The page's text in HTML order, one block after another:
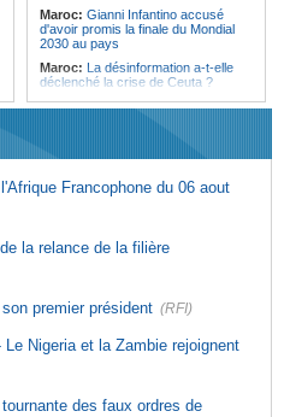
Maroc: Gianni Infantino accusé
d'avoir promis la finale du Mondial
2030 au pays
Maroc: La désinformation a-t-elle
déclenché la crise de Ceuta ?
Afrique:L'essor historique de
Algérie:France - L'affaire Mehdi
policière contre le narcotrafic
Monde arabe au Caire
équitable par tous les moyens
édition du Saïdia Music Festival
Francophone du 06 aout
la relance de la filière
premier président (RFI)
Nigeria et la Zambie rejoignent
des faux ordres de